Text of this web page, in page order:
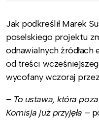
Jak podkreślił Marek
poselskiego projektu
odnawialnych
od treści
wycofany wczoraj
– To ustawa, która
Komisja już przyjęła –